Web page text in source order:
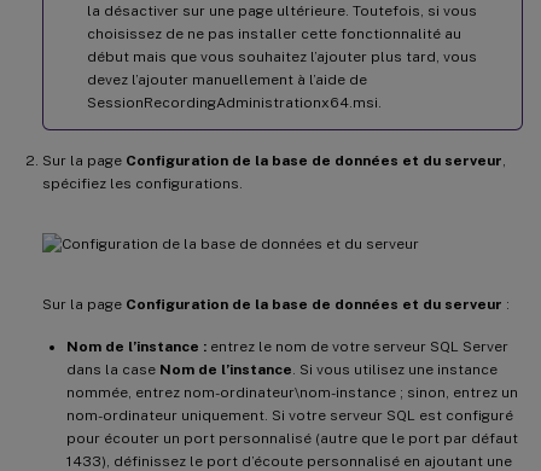
la désactiver sur une page ultérieure. Toutefois, si vous
choisissez de ne pas installer cette fonctionnalité au
début mais que vous souhaitez l’ajouter plus tard, vous
devez l’ajouter manuellement à l’aide de
SessionRecordingAdministrationx64.msi.
Sur la page Configuration de la base de données et du serveur
spécifiez les configurations.
Sur la page Configuration de la base de données et du serveur :
Nom de l’instance : entrez le nom de votre serveur SQL Server
dans la case Nom de l’instance . Si vous utilisez une instance
nommée, entrez nom-ordinateur\nom-instance ; sinon, entrez un
nom-ordinateur uniquement. Si votre serveur SQL est configuré
pour écouter un port personnalisé (autre que le port par défaut
1433), définissez le port d’écoute personnalisé en ajoutant une